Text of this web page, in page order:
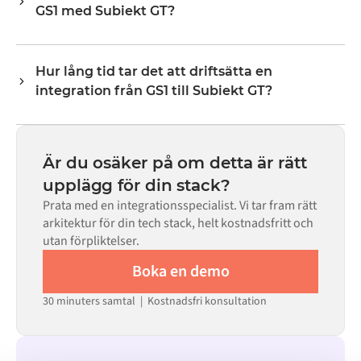
lagernivåer, priser och statusuppdateringar. Alumios
data anländer i det format som varje system förväntar
GS1 med Subiekt GT?
Marketplace konfigurerar du integrationen via ett visuellt
gränssnitt utan att skriva egen kod, inklusive
kod finns tillgänglig i de fall där konfigurationen inte
Hur lång tid tar det att driftsätta en
integration från GS1 till Subiekt GT?
beroende på komplexiteten i datamappningen, antalet
flöden som krävs och din interna granskningsprocess.
För många system finns färdiga kopplingar tillgängliga i
Alumio Marketplace, vilket avsevärt minskar
installationstiden.
Är du osäker på om detta är rätt
upplägg för din stack?
Prata med en integrationsspecialist. Vi tar fram rätt
arkitektur för din tech stack, helt kostnadsfritt och
utan förpliktelser.
Boka en demo
30 minuters samtal | Kostnadsfri konsultation